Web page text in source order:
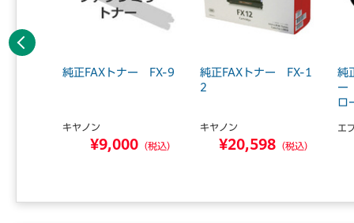
純正FAXトナー FX-9
キヤノン
¥9,000 （税込）
純正FAXトナー FX-1
2
キヤノン
¥20,598 （税込）
純
ー
ロ
エ
前へ